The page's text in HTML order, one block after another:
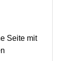
Seite mit